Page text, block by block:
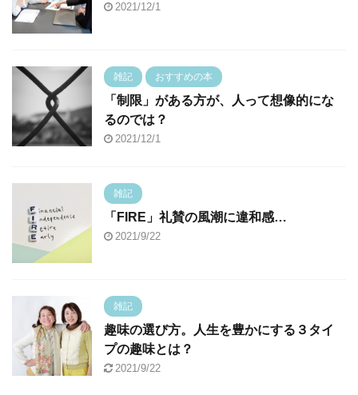
2021/12/1
雑記 おすすめの本
「制限」がある方が、人って想像的にな
るのでは？
2021/12/1
雑記
「FIRE」礼賛の風潮に違和感…
2021/9/22
雑記
趣味の選び方。人生を豊かにする３タイ
プの趣味とは？
2021/9/22